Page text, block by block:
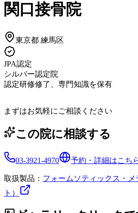
関口接骨院
東京都 練馬区
JPA認定
シルバー認定院
認定研修修了、専門知識を保有
まずはお気軽にご相談ください
この院に相談する
03-3921-4970 予約・詳細はこち
取扱製品： フォームソティックス・メ
ト）